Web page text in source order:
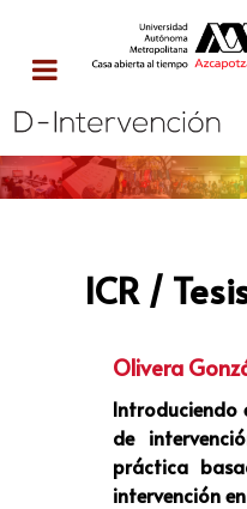
ICR /
Olivera
Introduciendo
de
práctica
intervención